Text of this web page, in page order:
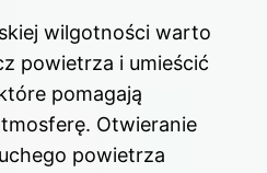
wilgotności warto
powietrza i umieścić
pomagają
Otwieranie
powietrza